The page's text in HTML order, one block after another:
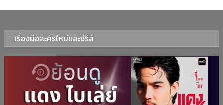
เรื่องย่อละครใหม่และซีรีส์